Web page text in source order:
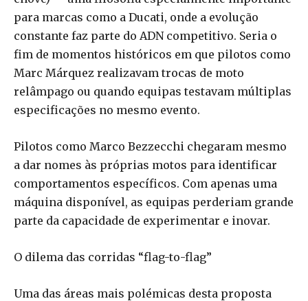
para marcas como a Ducati, onde a evolução
constante faz parte do ADN competitivo. Seria o
fim de momentos históricos em que pilotos como
Marc Márquez realizavam trocas de moto
relâmpago ou quando equipas testavam múltiplas
especificações no mesmo evento.
Pilotos como Marco Bezzecchi chegaram mesmo
a dar nomes às próprias motos para identificar
comportamentos específicos. Com apenas uma
máquina disponível, as equipas perderiam grande
parte da capacidade de experimentar e inovar.
O dilema das corridas “flag-to-flag”
Uma das áreas mais polémicas desta proposta